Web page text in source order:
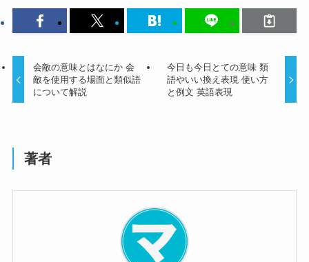
会敵の意味とはなにか 会
敵を使用する場面と類似語
について解説
今日も今日とての意味 類
語やいい換え表現 使い方
と例文 英語表現
著者